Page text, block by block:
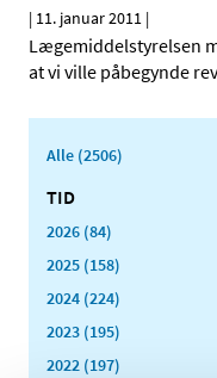
| 11. januar 2011 |
Lægemiddelstyrelsen
at vi ville påbegynde
Alle (2506)
TID
2026 (84)
2025 (158)
2024 (224)
2023 (195)
2022 (197)